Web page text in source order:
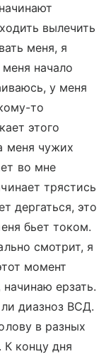
вылечить
меня, я
начало
у меня
то
этого
меня чужих
во мне
трястись
дергаться, это
бьет током.
смотрит, я
момент
ерзать.
диазноз ВСД.
в разных
К концу дня